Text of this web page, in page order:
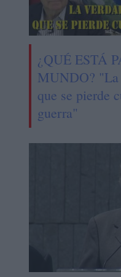
¿QUÉ ESTÁ
MUNDO? "La
que se pierde
guerra"